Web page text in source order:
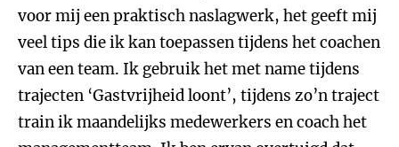
voor mij een praktisch naslagwerk, het geeft mij
veel tips die ik kan toepassen tijdens het coachen
van een team. Ik gebruik het met name tijdens
trajecten ‘Gastvrijheid loont’, tijdens zo’n traject
train ik maandelijks medewerkers en coach het